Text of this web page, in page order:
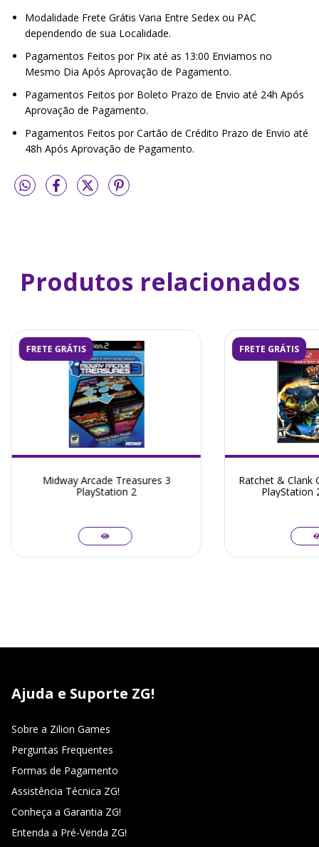
Modalidade Frete Grátis Varia Entre Sedex ou PAC
dependendo de sua Localidade.
Pagamentos Feitos por Pix até as 13:00 Enviamos no
Mesmo Dia Após Aprovação de Pagamento.
Pagamentos Feitos por Boleto Prazo de Envio até 24h Após
Aprovação de Pagamento.
Pagamentos Feitos por Cartão de Crédito Prazo de Envio até
48h Após Aprovação de Pagamento.
Produtos relacionados
FRETE GRÁTIS
Midway Arcade Treasures 3
PlayStation 2
FRETE GRÁTIS
Ratchet & Clank
PlayStation
Ajuda e Suporte ZG!
Sobre a Zilion Games
Perguntas Frequentes
Formas de Pagamento
Assistência Técnica ZG!
Conheça a Garantia ZG!
Entenda a Pré-Venda ZG!